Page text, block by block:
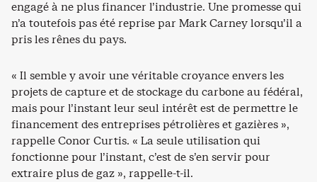
engagé à ne plus financer l’industrie. Une promesse qui
n’a toutefois pas été reprise par Mark Carney lorsqu’il a
pris les rênes du pays.
« Il semble y avoir une véritable croyance envers les
projets de capture et de stockage du carbone au fédéral,
mais pour l’instant leur seul intérêt est de permettre le
financement des entreprises pétrolières et gazières »,
rappelle Conor Curtis. « La seule utilisation qui
fonctionne pour l’instant, c’est de s’en servir pour
extraire plus de gaz », rappelle-t-il.